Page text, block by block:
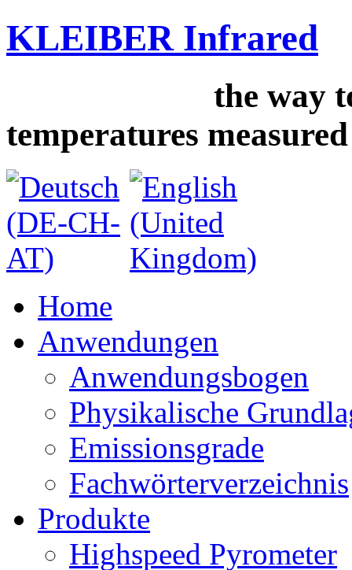
KLEIBER Infrared
the way to
temperatures measured
Home
Anwendungen
Anwendungsbogen
Physikalische
Emissionsgrade
Fachwörterverzeichnis
Produkte
Highspeed Pyrometer